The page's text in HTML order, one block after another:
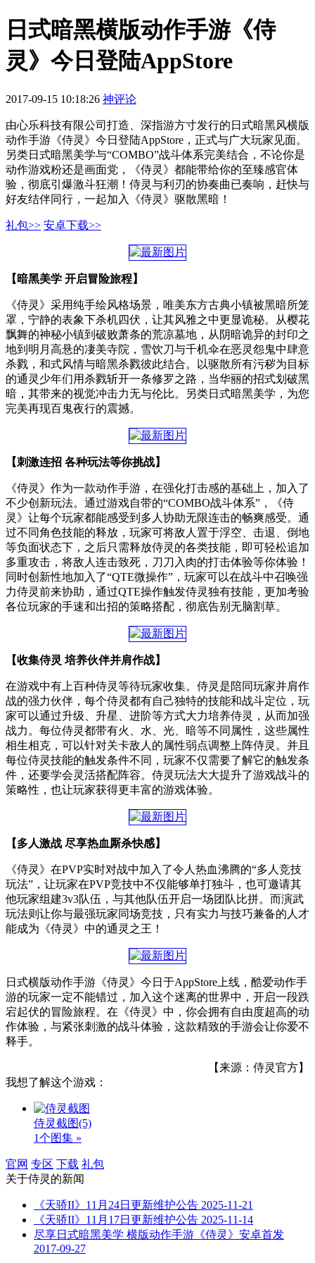
日式暗黑横版动作手游《侍
灵》今日登陆AppStore
2017-09-15 10:18:26 神评论
由心乐科技有限公司打造、深指游方寸发行的日式暗黑风横版
动作手游《侍灵》今日登陆AppStore，正式与广大玩家见面。
另类日式暗黑美学与“COMBO”战斗体系完美结合，不论你是
动作游戏粉还是画面党，《侍灵》都能带给你的至臻感官体
验，彻底引爆激斗狂潮！侍灵与利刃的协奏曲已奏响，赶快与
好友结伴同行，一起加入《侍灵》驱散黑暗！
礼包>> 安卓下载>>
【暗黑美学 开启冒险旅程】
《侍灵》采用纯手绘风格场景，唯美东方古典小镇被黑暗所笼
罩，宁静的表象下杀机四伏，让其风雅之中更显诡秘。从樱花
飘舞的神秘小镇到破败萧条的荒凉墓地，从阴暗诡异的封印之
地到明月高悬的凄美寺院，雪饮刀与千机伞在恶灵怨鬼中肆意
杀戮，和式风情与暗黑杀戮彼此结合。以驱散所有污秽为目标
的通灵少年们用杀戮斩开一条修罗之路，当华丽的招式划破黑
暗，其带来的视觉冲击力无与伦比。另类日式暗黑美学，为您
完美再现百鬼夜行的震撼。
【刺激连招 各种玩法等你挑战】
《侍灵》作为一款动作手游，在强化打击感的基础上，加入了
不少创新玩法。通过游戏自带的“COMBO战斗体系”，《侍
灵》让每个玩家都能感受到多人协助无限连击的畅爽感受。通
过不同角色技能的释放，玩家可将敌人置于浮空、击退、倒地
等负面状态下，之后只需释放侍灵的各类技能，即可轻松追加
多重攻击，将敌人连击致死，刀刀入肉的打击体验等你体验！
同时创新性地加入了“QTE微操作”，玩家可以在战斗中召唤强
力侍灵前来协助，通过QTE操作触发侍灵独有技能，更加考验
各位玩家的手速和出招的策略搭配，彻底告别无脑割草。
【收集侍灵 培养伙伴并肩作战】
在游戏中有上百种侍灵等待玩家收集。侍灵是陪同玩家并肩作
战的强力伙伴，每个侍灵都有自己独特的技能和战斗定位，玩
家可以通过升级、升星、进阶等方式大力培养侍灵，从而加强
战力。每位侍灵都带有火、水、光、暗等不同属性，这些属性
相生相克，可以针对关卡敌人的属性弱点调整上阵侍灵。并且
每位侍灵技能的触发条件不同，玩家不仅需要了解它的触发条
件，还要学会灵活搭配阵容。侍灵玩法大大提升了游戏战斗的
策略性，也让玩家获得更丰富的游戏体验。
【多人激战 尽享热血厮杀快感】
《侍灵》在PVP实时对战中加入了令人热血沸腾的“多人竞技
玩法”，让玩家在PVP竞技中不仅能够单打独斗，也可邀请其
他玩家组建3v3队伍，与其他队伍开启一场团队比拼。而演武
玩法则让你与最强玩家同场竞技，只有实力与技巧兼备的人才
能成为《侍灵》中的通灵之王！
日式横版动作手游《侍灵》今日于AppStore上线，酷爱动作手
游的玩家一定不能错过，加入这个迷离的世界中，开启一段跌
宕起伏的冒险旅程。在《侍灵》中，你会拥有自由度超高的动
作体验，与紧张刺激的战斗体验，这款精致的手游会让你爱不
释手。
【来源：侍灵官方】
我想了解这个游戏：
侍灵截图(5)
1个图集 »
官网 专区 下载 礼包
关于侍灵 的新闻
《天骄II》11月24日更新维护公告 2025-11-21
《天骄II》11月17日更新维护公告 2025-11-14
尽享日式暗黑美学 横版动作手游《侍灵》安卓首发
2017-09-27